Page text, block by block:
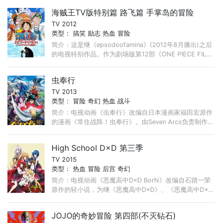
海贼王TV版特别篇 路飞篇 手掌岛的冒险
TV 2012
类型：搞笑 励志 热血 冒险
简介：这是继《epsodoofamina》(2012年8月播出)之后
的电视特别作品。作为剧场版第12部《ONE PIECE FILM
虫奉行
TV 2013
类型： 冒险 奇幻 热血 战斗
简介：电视动画《虫奉行》改编自日本漫画家福田宏原作
的漫画《常住战阵！虫奉行》。由Seven Arcs负责制作，
High School D×D 第三季
TV 2015
类型：热血 冒险 后宫 奇幻
简介：电视动画《恶魔高中D×D BorN》改编自石踏一荣
原作的轻小说，为继《恶魔高中D×D》、《恶魔高中D×D
JOJO的奇妙冒险 第四部(不灭钻石)